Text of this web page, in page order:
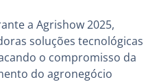
a Agrishow 2025,
soluções tecnológicas
o compromisso da
do agronegócio